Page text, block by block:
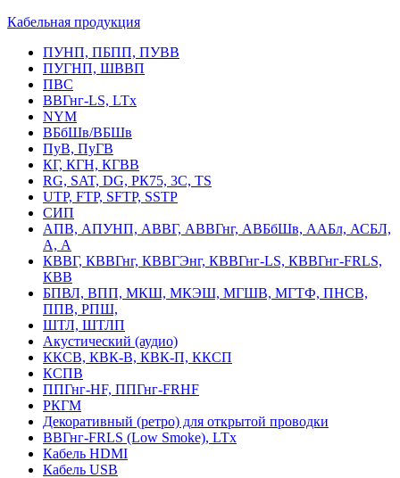
Кабельная продукция
ПУНП, ПБПП, ПУВВ
ПУГНП, ШВВП
ПВС
ВВГнг-LS, LTx
NYM
ВБбШв/ВБШв
ПуВ, ПуГВ
КГ, КГН, КГВВ
RG, SAT, DG, РК75, 3С, TS
UTP, FTP, SFTP, SSTP
СИП
АПВ, АПУНП, АВВГ, АВВГнг, АВБбШв, ААБл, АСБЛ,
А, А
КВВГ, КВВГнг, КВВГЭнг, КВВГнг-LS, КВВГнг-FRLS,
КВВ
БПВЛ, ВПП, МКШ, МКЭШ, МГШВ, МГТФ, ПНСВ,
ППВ, РПШ,
ШТЛ, ШТЛП
Акустический (аудио)
ККСВ, КВК-В, КВК-П, ККСП
КСПВ
ППГнг-HF, ППГнг-FRHF
РКГМ
Декоративный (ретро) для открытой проводки
ВВГнг-FRLS (Low Smoke), LTx
Кабель HDMI
Кабель USB